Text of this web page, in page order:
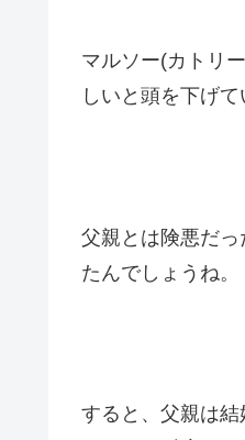
マルソー(カトリ
しいと頭を下げて
父親とは険悪だ
たんでしょうね。
すると、父親は